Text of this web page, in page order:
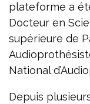
plateforme a
Docteur en
supérieure de
National
Depuis